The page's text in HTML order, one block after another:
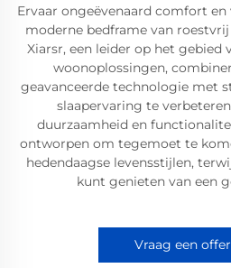
Ervaar ongeëvenaard comfort
moderne bedframe van
Xiarsr, een leider op het
woonoplossingen,
geavanceerde technologie met
slaapervaring te
duurzaamheid en
ontworpen om tegemoet te
hedendaagse levensstijlen,
kunt genieten van een
Vraag een